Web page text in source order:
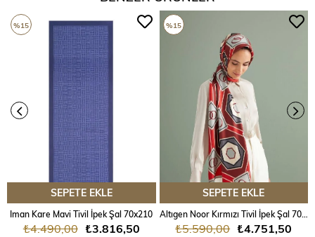
SEPETE EKLE
Iman Kare Mavi Tivil İpek Şal 70x210
₺3.816,50
₺4.490,00
%15
SEPETE EKLE
Altıgen Noor Kırmızı Tivil İpek Şal 70x204
₺4.751,50
₺5.590,00
%15